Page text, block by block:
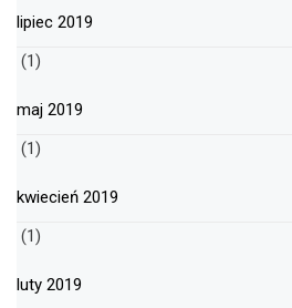
lipiec 2019
(1)
maj 2019
(1)
kwiecień 2019
(1)
luty 2019